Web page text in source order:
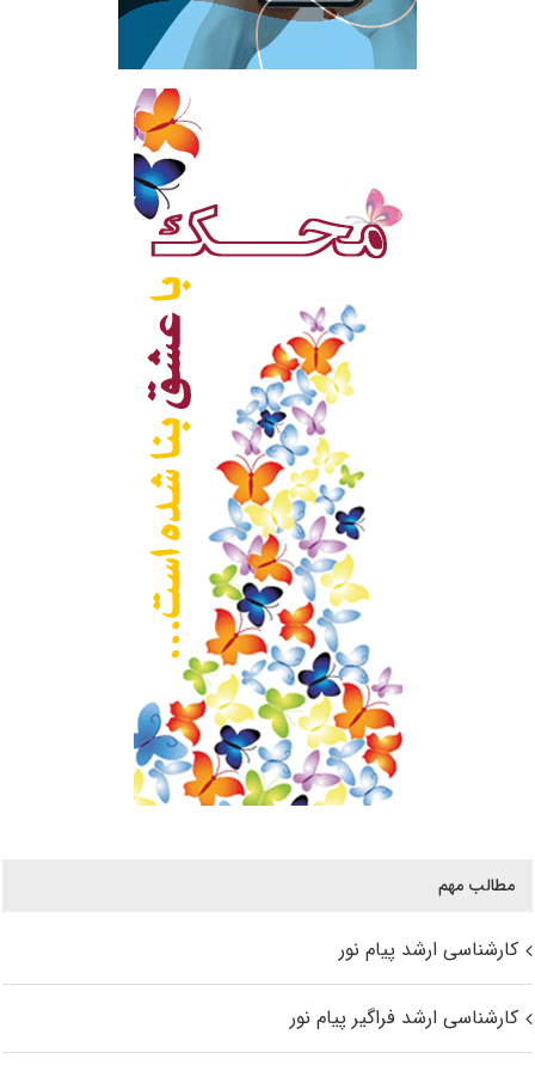
مطالب مهم
کارشناسی ارشد پیام نور
کارشناسی ارشد فراگیر پیام نور